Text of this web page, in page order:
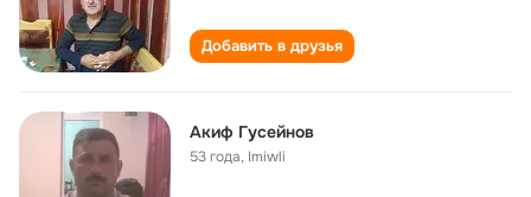
Добавить в друзья
Акиф Гусейнов
53 года, Imiwli